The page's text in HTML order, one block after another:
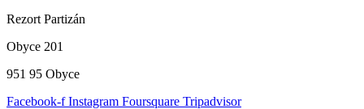
Rezort Partizán
Obyce 201
951 95 Obyce
Facebook-f Instagram Foursquare Tripadvisor